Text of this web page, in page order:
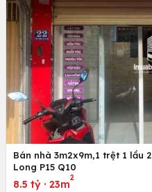
Bán nhà 3m2x9m,1 trệt 1 lầu
Long P15 Q10
8.5 tỷ · 23m
2